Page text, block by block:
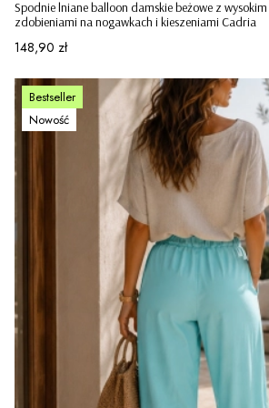
Spodnie lniane balloon damskie beżowe z
zdobieniami na nogawkach i kieszeniami Cadria
Cena
148,90 zł
Bestseller
Nowość